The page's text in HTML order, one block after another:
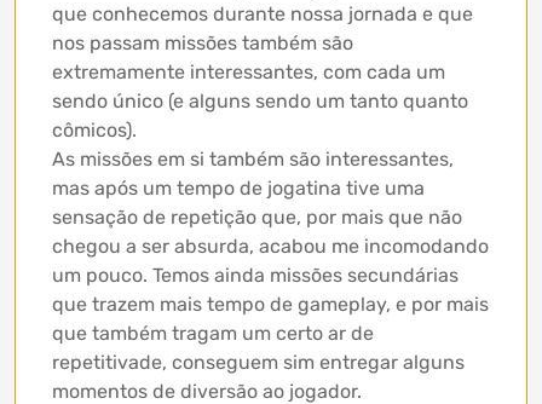
que conhecemos durante nossa jornada e que
nos passam missões também são
extremamente interessantes, com cada um
sendo único (e alguns sendo um tanto quanto
cômicos).
As missões em si também são interessantes,
mas após um tempo de jogatina tive uma
sensação de repetição que, por mais que não
chegou a ser absurda, acabou me incomodando
um pouco. Temos ainda missões secundárias
que trazem mais tempo de gameplay, e por mais
que também tragam um certo ar de
repetitivade, conseguem sim entregar alguns
momentos de diversão ao jogador.